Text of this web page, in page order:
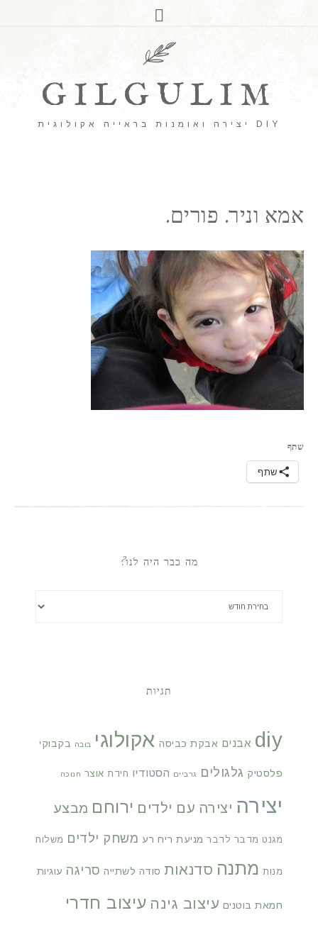
GILGULIM
DIY יצירה ואומנות בראייה אקולוגית
אמא וניר. פורים.
שתף
שתף
מה כבר היה לנו?
תגיות
diy אבנים אבקת כביסה אקולוגי בובה בקבוקי
פלסטיק גלגולים גרביים הסטודיו חידת אוצר חנוכה
יצירה יצירה עם ילדים ירוחם מבצע
מגנט מדבר לדבר מניעת ריח רע משחק ילדים משלוח
מנות מתנה סדנאות סודה לשתייה סריגה עוגיות
חמאת בוטנים עיצוב גינה עיצוב חדרי